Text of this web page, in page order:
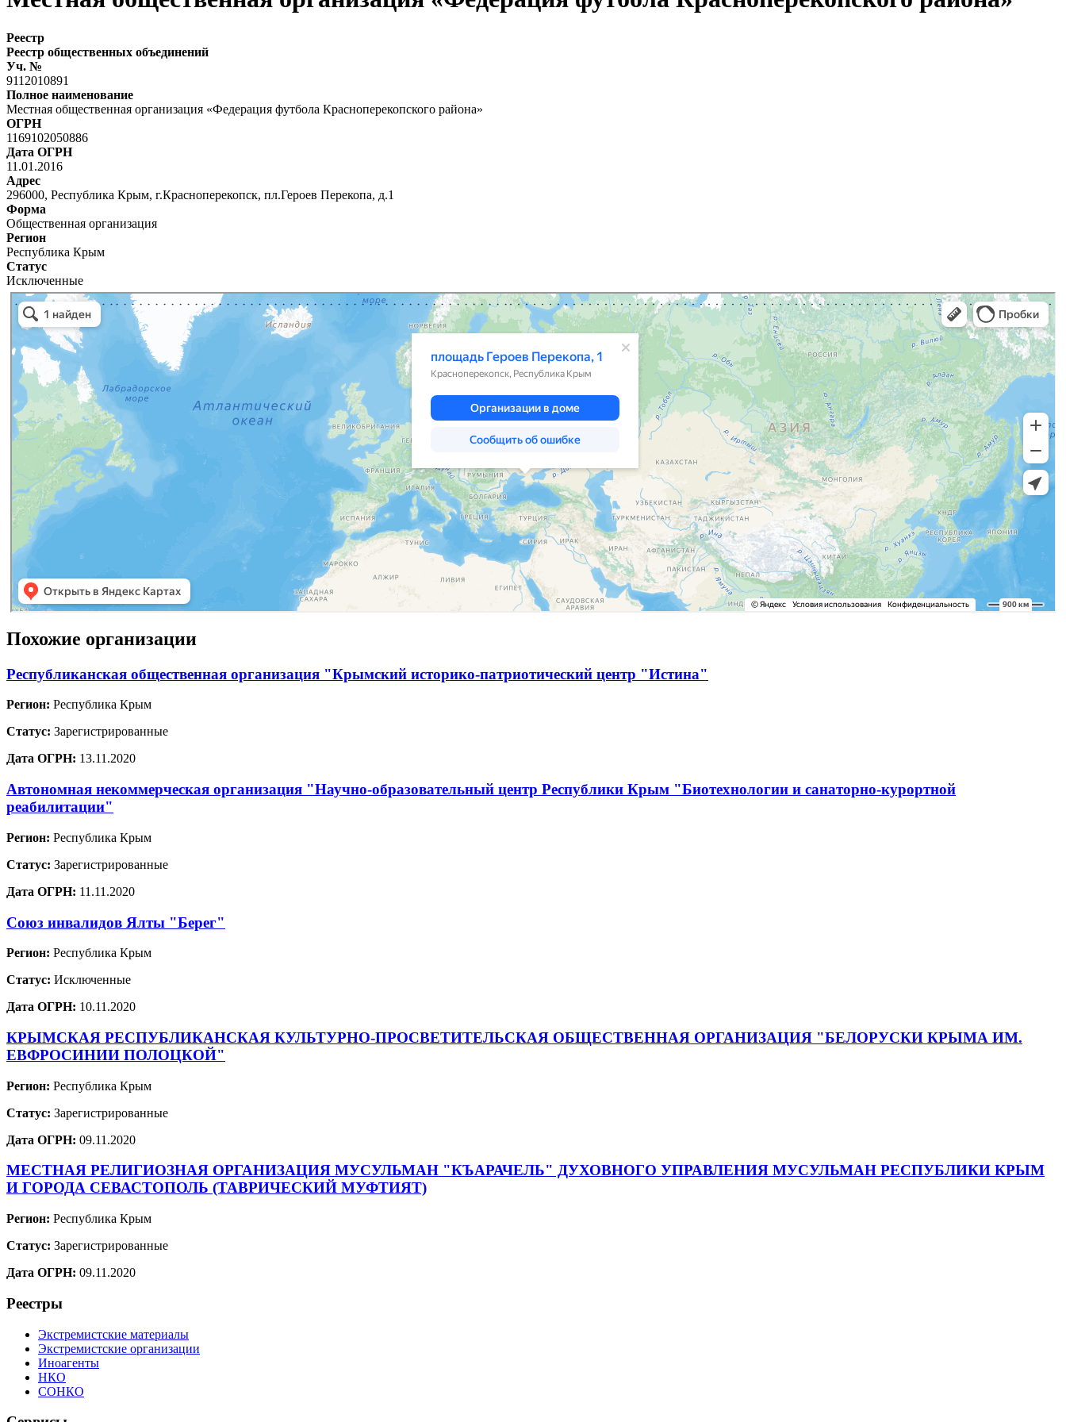
Реестр
Реестр общественных объединений
Уч. №
9112010891
Полное наименование
Местная общественная организация «Федерация футбола Красноперекопского района»
ОГРН
1169102050886
Дата ОГРН
11.01.2016
Адрес
296000, Республика Крым, г.Красноперекопск, пл.Героев Перекопа, д.1
Форма
Общественная организация
Регион
Республика Крым
Статус
Исключенные
Похожие организации
Республиканская общественная организация "Крымский историко-патриотический центр "Истина"
Регион: Республика Крым
Статус: Зарегистрированные
Дата ОГРН: 13.11.2020
Автономная некоммерческая организация "Научно-образовательный центр Республики Крым "Биотехнологии и санаторно-курортной
реабилитации"
Регион: Республика Крым
Статус: Зарегистрированные
Дата ОГРН: 11.11.2020
Союз инвалидов Ялты "Берег"
Регион: Республика Крым
Статус: Исключенные
Дата ОГРН: 10.11.2020
КРЫМСКАЯ РЕСПУБЛИКАНСКАЯ КУЛЬТУРНО-ПРОСВЕТИТЕЛЬСКАЯ ОБЩЕСТВЕННАЯ ОРГАНИЗАЦИЯ "БЕЛОРУСКИ КРЫМА ИМ.
ЕВФРОСИНИИ ПОЛОЦКОЙ"
Регион: Республика Крым
Статус: Зарегистрированные
Дата ОГРН: 09.11.2020
МЕСТНАЯ РЕЛИГИОЗНАЯ ОРГАНИЗАЦИЯ МУСУЛЬМАН "КЪАРАЧЕЛЬ" ДУХОВНОГО УПРАВЛЕНИЯ МУСУЛЬМАН РЕСПУБЛИКИ КРЫМ
И ГОРОДА СЕВАСТОПОЛЬ (ТАВРИЧЕСКИЙ МУФТИЯТ)
Регион: Республика Крым
Статус: Зарегистрированные
Дата ОГРН: 09.11.2020
Реестры
Экстремистские материалы
Экстремистские организации
Иноагенты
НКО
СОНКО